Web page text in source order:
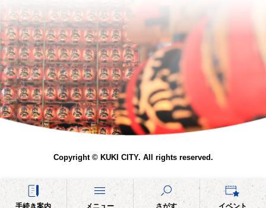
手続き案内 メニュー さがす イベント
Copyright © KUKI CITY. All rights reserved.